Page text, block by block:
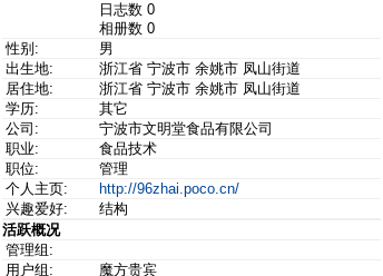
日志数 0
相册数 0
性别:
男
出生地:
浙江省 宁波市 余姚市 凤山街道
居住地:
浙江省 宁波市 余姚市 凤山街道
学历:
其它
公司:
宁波市文明堂食品有限公司
职业:
食品技术
职位:
管理
个人主页:
http://96zhai.poco.cn/
兴趣爱好:
结构
活跃概况
管理组:
用户组:
魔方贵宾